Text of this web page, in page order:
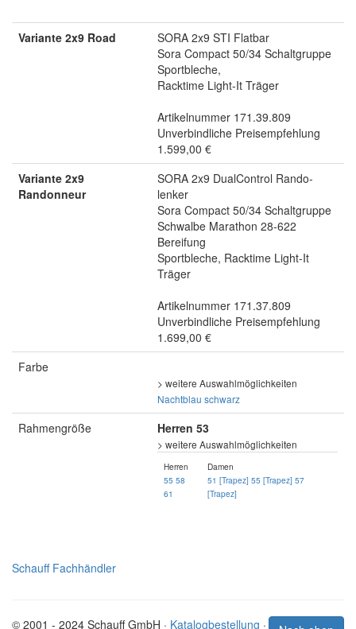
Variante 2x9 Road
SORA 2x9 STI Flatbar
Sora Compact 50/34 Schaltgruppe
Sportbleche,
Racktime Light-It Träger
Artikelnummer 171.39.809
Unverbindliche Preisempfehlung
1.599,00 €
Variante 2x9
Randonneur
SORA 2x9 DualControl Rando-
lenker
Sora Compact 50/34 Schaltgruppe
Schwalbe Marathon 28-622
Bereifung
Sportbleche, Racktime Light-It
Träger
Artikelnummer 171.37.809
Unverbindliche Preisempfehlung
1.699,00 €
Farbe
> weitere Auswahlmöglichkeiten
Nachtblau schwarz
Rahmengröße Herren 53
> weitere Auswahlmöglichkeiten
Herren
55 58
61
Damen
51 [Trapez] 55 [Trapez] 57
[Trapez]
Schauff Fachhändler
© 2001 - 2024 Schauff GmbH · Katalogbestellung ·